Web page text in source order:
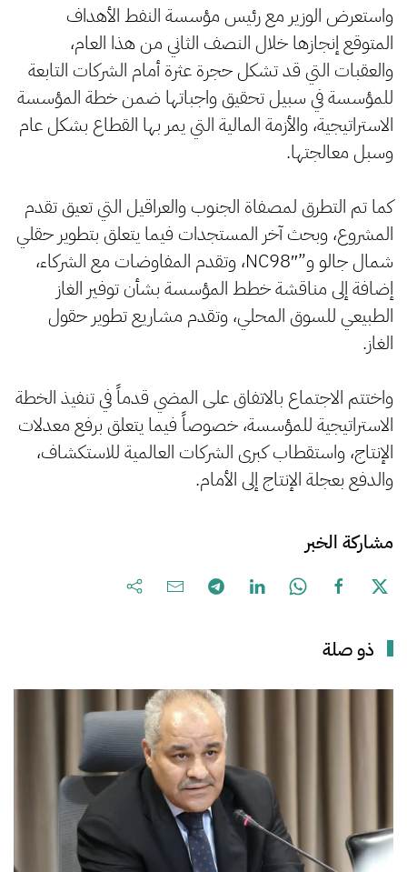
‏واستعرض الوزير مع رئيس مؤسسة النفط الأهداف
المتوقع إنجازها خلال النصف الثاني من هذا العام،
والعقبات التي قد تشكل حجرة عثرة أمام الشركات التابعة
للمؤسسة في سبيل تحقيق واجباتها ضمن خطة المؤسسة
الاستراتيجية، والأزمة المالية التي يمر بها القطاع بشكل عام
وسبل معالجتها.
‏كما تم التطرق لمصفاة الجنوب والعراقيل التي تعيق تقدم
المشروع، وبحث آخر المستجدات فيما يتعلق بتطوير حقلي
شمال جالو و”NC98″، وتقدم المفاوضات مع الشركاء،
إضافة إلى مناقشة خطط المؤسسة بشأن توفير الغاز
الطبيعي للسوق المحلي، وتقدم مشاريع تطوير حقول
الغاز.
‏واختتم الاجتماع بالاتفاق على المضي قدماً في تنفيذ الخطة
الاستراتيجية للمؤسسة، خصوصاً فيما يتعلق برفع معدلات
الإنتاج، واستقطاب كبرى الشركات العالمية للاستكشاف،
والدفع بعجلة الإنتاج إلى الأمام.
مشاركة الخبر
ذو صلة